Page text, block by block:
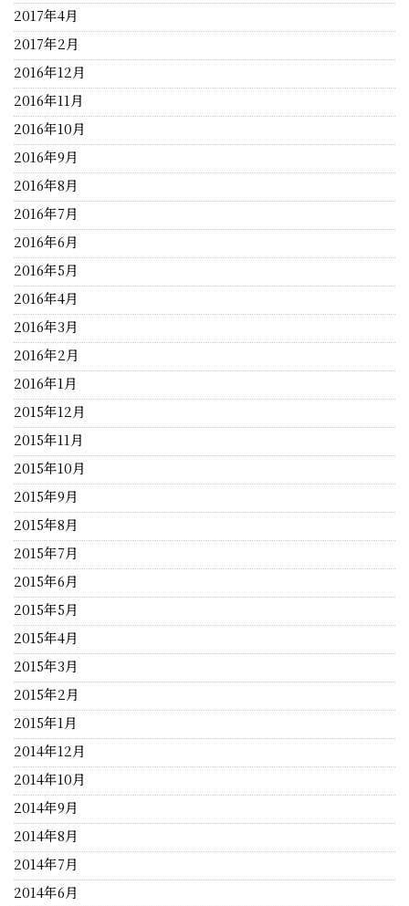
2017年4月
2017年2月
2016年12月
2016年11月
2016年10月
2016年9月
2016年8月
2016年7月
2016年6月
2016年5月
2016年4月
2016年3月
2016年2月
2016年1月
2015年12月
2015年11月
2015年10月
2015年9月
2015年8月
2015年7月
2015年6月
2015年5月
2015年4月
2015年3月
2015年2月
2015年1月
2014年12月
2014年10月
2014年9月
2014年8月
2014年7月
2014年6月